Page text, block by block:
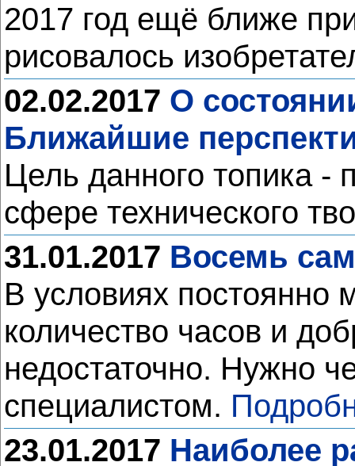
2017 год ещё ближе
рисовалось
02.02.2017 О
Ближайшие
Цель данного топика -
сфере технического
31.01.2017 Восемь
В условиях постоянно
количество часов и
недостаточно. Нужно
специалистом.
23.01.2017 Наиболее